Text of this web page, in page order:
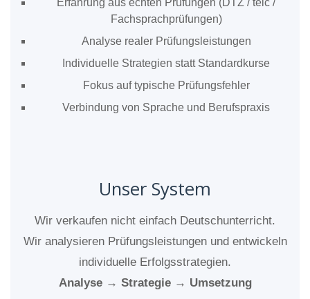
Fachsprachprüfungen)
Analyse realer Prüfungsleistungen
Individuelle Strategien statt Standardkurse
Fokus auf typische Prüfungsfehler
Verbindung von Sprache und Berufspraxis
Unser System
Wir verkaufen nicht einfach Deutschunterricht.
Wir analysieren Prüfungsleistungen und entwickeln
individuelle Erfolgsstrategien.
Analyse → Strategie → Umsetzung